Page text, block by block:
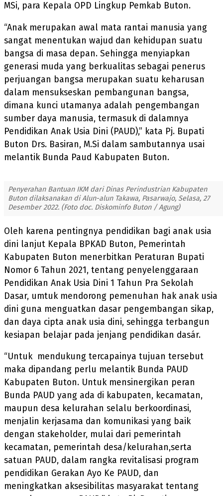
MSi, para Kepala OPD Lingkup Pemkab Buton.
“Anak merupakan awal mata rantai manusia yang
sangat menentukan wajud dan kehidupan suatu
bangsa di masa depan. Sehingga menyiapkan
generasi muda yang berkualitas sebagai penerus
perjuangan bangsa merupakan suatu keharusan
dalam mensukseskan pembangunan bangsa,
dimana kunci utamanya adalah pengembangan
sumber daya manusia, termasuk di dalamnya
Pendidikan Anak Usia Dini (PAUD),” kata Pj. Bupati
Buton Drs. Basiran, M.Si dalam sambutannya usai
melantik Bunda Paud Kabupaten Buton.
Penyerahan Bantuan IKM dari Dinas Perindustrian Kabupaten
Buton dilaksanakan di Alun-alun Takawa, Pasarwajo, Selasa, 27
Desember 2022. (Foto doc. Diskominfo Buton / Agung)
Oleh karena pentingnya pendidikan bagi anak usia
dini lanjut Kepala BPKAD Buton, Pemerintah
Kabupaten Buton menerbitkan Peraturan Bupati
Nomor 6 Tahun 2021, tentang penyelenggaraan
Pendidikan Anak Usia Dini 1 Tahun Pra Sekolah
Dasar, umtuk mendorong pemenuhan hak anak usia
dini guna menguatkan dasar pengembangan sikap,
dan daya cipta anak usia dini, sehingga terbangun
kesiapan belajar pada jenjang pendidikan dasár.
“Untuk mendukung tercapainya tujuan tersebut
maka dipandang perlu melantik Bunda PAUD
Kabupaten Buton. Untuk mensinergikan peran
Bunda PAUD yang ada di kabupaten, kecamatan,
maupun desa kelurahan selalu berkoordinasi,
menjalin kerjasama dan komunikasi yang baik
dengan stakeholder, mulai dari pemerintah
kecamatan, pemerintah desa/kelurahan,serta
satuan PAUD, dalam rangka revitalisasi program
pendidikan Gerakan Ayo Ke PAUD, dan
meningkatkan aksesibilitas masyarakat tentang